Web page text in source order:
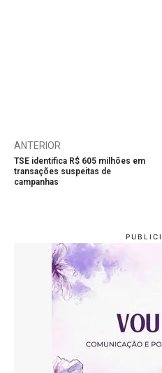
ANTERIOR
TSE identifica R$ 605 milhões em
transações suspeitas de
campanhas